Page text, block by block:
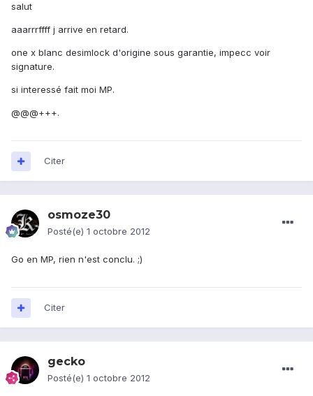
salut
aaarrrffff j arrive en retard.
one x blanc desimlock d'origine sous garantie, impecc voir
signature.
si interessé fait moi MP.
@@@+++.
Citer
osmoze30
Posté(e) 1 octobre 2012
Go en MP, rien n'est conclu. ;)
Citer
gecko
Posté(e) 1 octobre 2012